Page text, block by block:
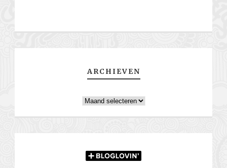
ARCHIEVEN
Archieven